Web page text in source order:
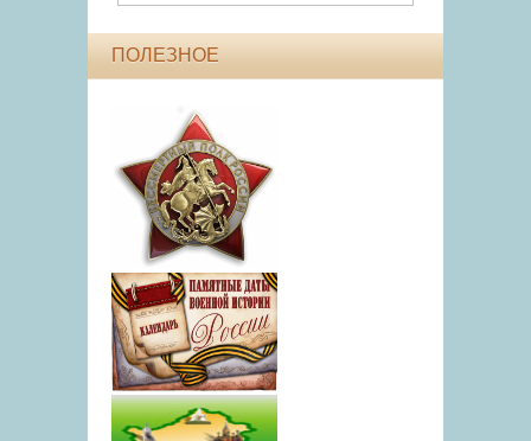
ПОЛЕЗНОЕ